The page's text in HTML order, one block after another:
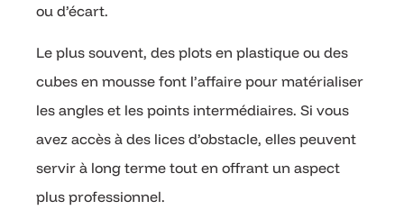
ou d’écart.
Le plus souvent, des plots en plastique ou des
cubes en mousse font l’affaire pour matérialiser
les angles et les points intermédiaires. Si vous
avez accès à des lices d’obstacle, elles peuvent
servir à long terme tout en offrant un aspect
plus professionnel.